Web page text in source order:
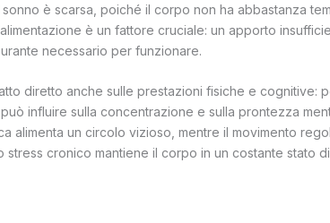
è scarsa, poiché il corpo non ha abbastanza
è un fattore cruciale: un apporto
necessario per funzionare.
diretto anche sulle prestazioni fisiche e cognitive:
influire sulla concentrazione e sulla prontezza
alimenta un circolo vizioso, mentre il movimento
stress cronico mantiene il corpo in un costante stato